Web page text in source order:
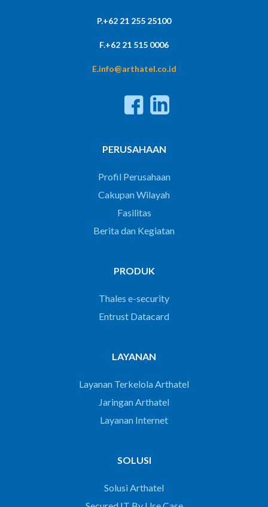
P.+62 21 255 25100
F.+62 21 515 0006
E.info@arthatel.co.id
PERUSAHAAN
Profil Perusahaan
Cakupan Wilayah
Fasilitas
Berita dan Kegiatan
PRODUK
Thales e-security
Entrust Datacard
LAYANAN
Layanan Terkelola Arthatel
Jaringan Arthatel
Layanan Internet
SOLUSI
Solusi Arthatel